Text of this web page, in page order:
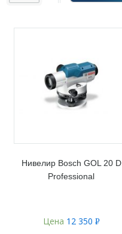
Нивелир Bosch GOL 20 D
Professional
Цена 12 350 Р